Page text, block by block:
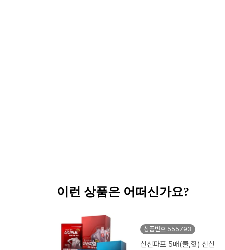
이런 상품은 어떠신가요?
상품번호 555793
신신파프 5매(쿨,핫) 신신